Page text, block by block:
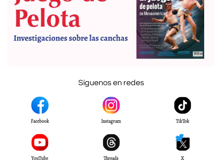
Síguenos en redes
Facebook Instagram TikTok
YouTube Threads X